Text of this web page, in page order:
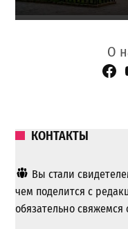
О
КОНТАКТЫ
Вы стали
чем поделится с
обязательно свяжемся